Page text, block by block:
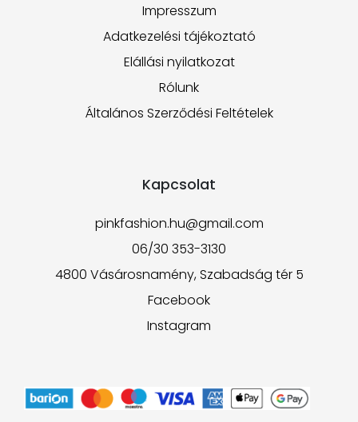
Impresszum
Adatkezelési tájékoztató
Elállási nyilatkozat
Rólunk
Általános Szerződési Feltételek
Kapcsolat
pinkfashion.hu@gmail.com
06/30 353-3130
4800 Vásárosnamény, Szabadság tér 5
Facebook
Instagram